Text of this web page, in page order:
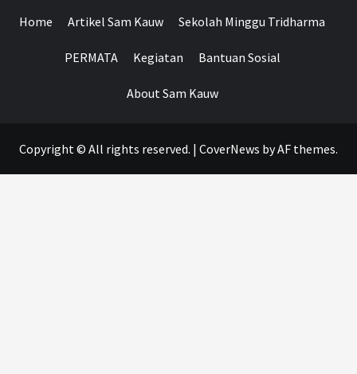
Home Artikel Sam Kauw Sekolah Minggu Tridharma
PERMATA Kegiatan Bantuan Sosial
About Sam Kauw
Copyright © All rights reserved. | CoverNews by AF themes.